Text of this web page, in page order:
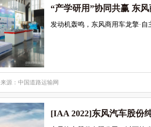
“产学研用”协同共赢 东
发动机轰鸣，东风商用车龙擎·
来源：中国道路运输网
[IAA 2022]东风汽车股份